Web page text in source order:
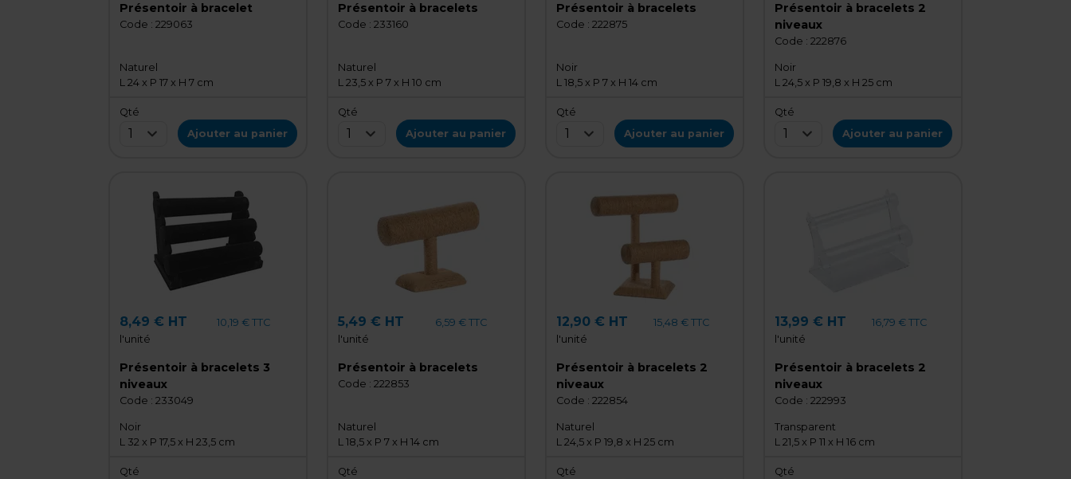
Présentoir à bracelet
Code : 229063
Naturel
L 24 x P 17 x H 7 cm
Qté
1 Ajouter au panier
Présentoir à bracelets
Code : 233160
Naturel
L 23,5 x P 7 x H 10 cm
Qté
1 Ajouter au panier
Présentoir à bracelets
Code : 222875
Noir
L 18,5 x P 7 x H 14 cm
Qté
1 Ajouter au panier
Présentoir à bracelets 2
niveaux
Code : 222876
Noir
L 24,5 x P 19,8 x H 25 cm
Qté
1 Ajouter au panier
8,49 € HT
10,19 € TTC
l'unité
Présentoir à bracelets 3
niveaux
Code : 233049
Noir
L 32 x P 17,5 x H 23,5 cm
Qté
5,49 € HT
6,59 € TTC
l'unité
Présentoir à bracelets
Code : 222853
Naturel
L 18,5 x P 7 x H 14 cm
Qté
12,90 € HT
15,48 € TTC
l'unité
Présentoir à bracelets 2
niveaux
Code : 222854
Naturel
L 24,5 x P 19,8 x H 25 cm
Qté
13,99 € HT
16,79 € TTC
l'unité
Présentoir à bracelets 2
niveaux
Code : 222993
Transparent
L 21,5 x P 11 x H 16 cm
Qté